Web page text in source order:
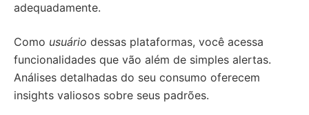
adequadamente.
Como usuário dessas plataformas, você acessa
funcionalidades que vão além de simples alertas.
Análises detalhadas do seu consumo oferecem
insights valiosos sobre seus padrões.